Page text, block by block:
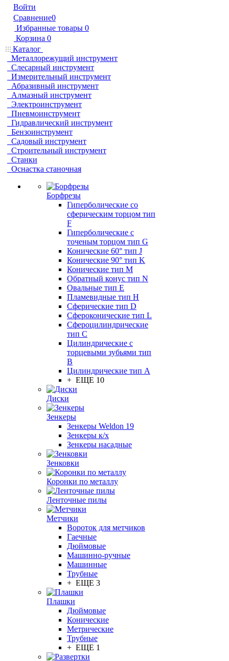
Войти
Сравнение0
Избранные товары 0
Корзина 0
Каталог
Металлорежущий инструмент
Слесарный инструмент
Измерительный инструмент
Абразивный инструмент
Алмазный инструмент
Электроинструмент
Пневмоинструмент
Гидравлический инструмент
Бензоинструмент
Садовый инструмент
Строительный инструмент
Станки
Оснастка станочная
Борфрезы
Гиперболические cо
сферическим торцом тип
F
Гиперболические с
точеным торцом тип G
Конические 60° тип J
Конические 90° тип K
Конические тип M
Обратный конус тип N
Овальные тип E
Пламевидные тип H
Сферические тип D
Сфероконические тип L
Сфероцилиндрические
тип C
Цилиндрические с
торцевыми зубьями тип
B
Цилиндрические тип А
+ ЕЩЕ 10
Диски
Зенкеры
Зенкеры Weldon 19
Зенкеры к/х
Зенкеры насадные
Зенковки
Коронки по металлу
Ленточные пилы
Метчики
Вороток для метчиков
Гаечные
Дюймовые
Машинно-ручные
Машинные
Трубные
+ ЕЩЕ 3
Плашки
Дюймовые
Конические
Метрические
Трубные
+ ЕЩЕ 1